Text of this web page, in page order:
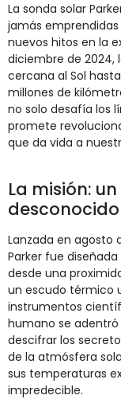
La sonda solar
jamás emprendidas
nuevos hitos en la
diciembre de 2024,
cercana al Sol
millones de
no solo desafía los
promete
que da vida a
La misión:
desconocido
Lanzada en agosto
Parker fue
desde una
un escudo térmico
instrumentos
humano se
descifrar los
de la atmósfera
sus temperaturas
impredecible.